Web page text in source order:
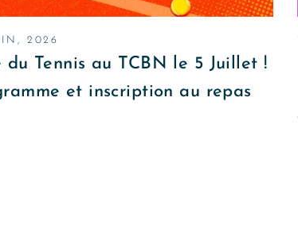
2026
du Tennis au TCBN le 5 Juillet !
et inscription au repas